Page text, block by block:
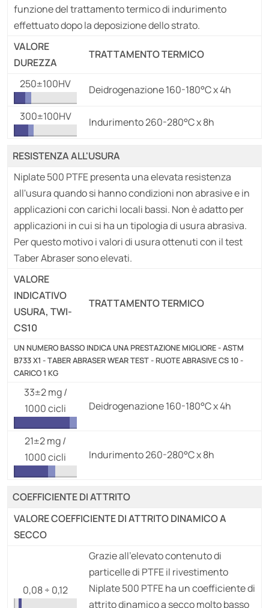
funzione del trattamento termico di indurimento
effettuato dopo la deposizione dello strato.
VALORE
DUREZZA
TRATTAMENTO TERMICO
250±100HV
Deidrogenazione 160-180°C x 4h
300±100HV
Indurimento 260-280°C x 8h
RESISTENZA ALL'USURA
Niplate 500 PTFE presenta una elevata resistenza
all'usura quando si hanno condizioni non abrasive e in
applicazioni con carichi locali bassi. Non è adatto per
applicazioni in cui si ha un tipologia di usura abrasiva.
Per questo motivo i valori di usura ottenuti con il test
Taber Abraser sono elevati.
VALORE
INDICATIVO
USURA, TWI-
CS10
TRATTAMENTO TERMICO
UN NUMERO BASSO INDICA UNA PRESTAZIONE MIGLIORE - ASTM
B733 X1 - TABER ABRASER WEAR TEST - RUOTE ABRASIVE CS 10 -
CARICO 1 KG
33±2 mg /
1000 cicli
Deidrogenazione 160-180°C x 4h
21±2 mg /
1000 cicli
Indurimento 260-280°C x 8h
COEFFICIENTE DI ATTRITO
VALORE COEFFICIENTE DI ATTRITO DINAMICO A
SECCO
0,08 ÷ 0,12
Grazie all'elevato contenuto di
particelle di PTFE il rivestimento
Niplate 500 PTFE ha un coefficiente di
attrito dinamico a secco molto basso